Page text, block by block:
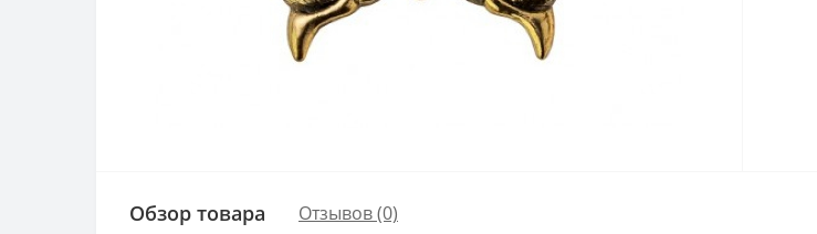
Обзор товара Отзывов (0)